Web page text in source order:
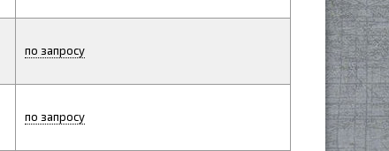
по запросу
по запросу